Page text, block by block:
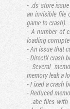
- .ds_store
an invisible file
game to crash).
- A number of
loading
- An issue that
- DirectX crash
- Several
memory leak a
- Fixed a crash
- Reduced
- .abc files with